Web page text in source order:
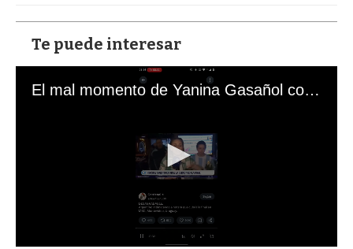
Te puede interesar
El mal momento de Yanina Gasañol con un hincha argentino en "Subrayado"